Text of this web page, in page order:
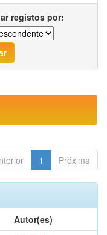
registos por:
1 Próxima
Autor(es)